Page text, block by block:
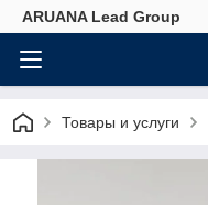
ARUANA Lead Group
Товары и услуги